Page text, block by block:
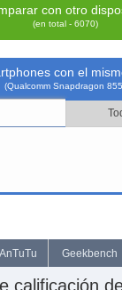
con otro
(en total - 6070)
con el
(Qualcomm Snapdragon
AnTuTu Geekbench
calificación